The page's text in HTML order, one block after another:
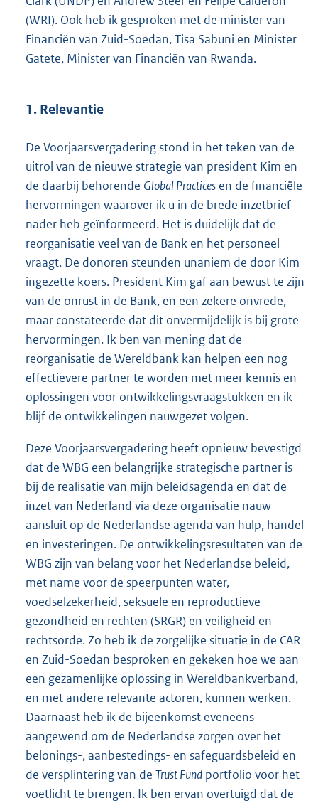
(WRI). Ook heb ik gesproken met de minister van
Financiën van Zuid-Soedan, Tisa Sabuni en Minister
Gatete, Minister van Financiën van Rwanda.
1. Relevantie
De Voorjaarsvergadering stond in het teken van de
uitrol van de nieuwe strategie van president Kim en
de daarbij behorende Global Practices en de financiële
hervormingen waarover ik u in de brede inzetbrief
nader heb geïnformeerd. Het is duidelijk dat de
reorganisatie veel van de Bank en het personeel
vraagt. De donoren steunden unaniem de door Kim
ingezette koers. President Kim gaf aan bewust te zijn
van de onrust in de Bank, en een zekere onvrede,
maar constateerde dat dit onvermijdelijk is bij grote
hervormingen. Ik ben van mening dat de
reorganisatie de Wereldbank kan helpen een nog
effectievere partner te worden met meer kennis en
oplossingen voor ontwikkelingsvraagstukken en ik
blijf de ontwikkelingen nauwgezet volgen.
Deze Voorjaarsvergadering heeft opnieuw bevestigd
dat de WBG een belangrijke strategische partner is
bij de realisatie van mijn beleidsagenda en dat de
inzet van Nederland via deze organisatie nauw
aansluit op de Nederlandse agenda van hulp, handel
en investeringen. De ontwikkelingsresultaten van de
WBG zijn van belang voor het Nederlandse beleid,
met name voor de speerpunten water,
voedselzekerheid, seksuele en reproductieve
gezondheid en rechten (SRGR) en veiligheid en
rechtsorde. Zo heb ik de zorgelijke situatie in de CAR
en Zuid-Soedan besproken en gekeken hoe we aan
een gezamenlijke oplossing in Wereldbankverband,
en met andere relevante actoren, kunnen werken.
Daarnaast heb ik de bijeenkomst eveneens
aangewend om de Nederlandse zorgen over het
belonings-, aanbestedings- en safeguardsbeleid en
de versplintering van de Trust Fund portfolio voor het
voetlicht te brengen. Ik ben ervan overtuigd dat de